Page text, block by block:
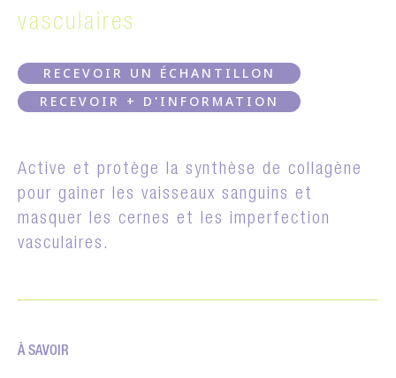
vasculaires
RECEVOIR UN ÉCHANTILLON
RECEVOIR + D'INFORMATION
Active et protège la synthèse de collagène
pour gainer les vaisseaux sanguins et
masquer les cernes et les imperfection
vasculaires.
À SAVOIR